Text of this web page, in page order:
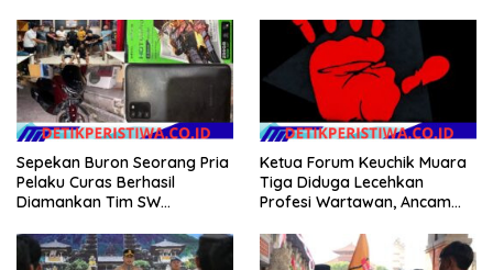
Sepekan Buron Seorang Pria
Pelaku Curas Berhasil
Diamankan Tim SW
Ketua Forum Keuchik Muara
Tiga Diduga Lecehkan
Profesi Wartawan, Ancam